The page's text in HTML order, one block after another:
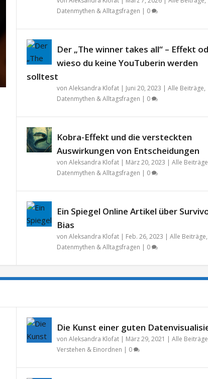
Datenmythen & Alltagsfragen | 0
Der „The winner takes all“ – Effekt
wieso du keine YouTuberin werden
solltest
von Aleksandra Klofat| Juni 20, 2023 | Alle Beiträge,
Datenmythen & Alltagsfragen | 0
Kobra-Effekt und die versteckten
Auswirkungen von Entscheidungen
von Aleksandra Klofat| März 20, 2023 | Alle Beiträge
Datenmythen & Alltagsfragen | 0
Ein Spiegel Online Artikel über
Bias
von Aleksandra Klofat| Feb. 26, 2023 | Alle Beiträge,
Datenmythen & Alltagsfragen | 0
Die Kunst einer guten
von Aleksandra Klofat| März 29, 2021 | Alle Beiträge
Verstehen & Einordnen | 0